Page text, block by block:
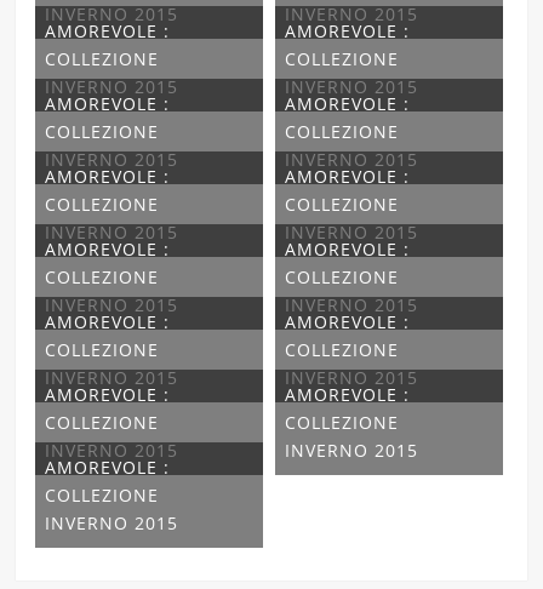
INVERNO 2015
INVERNO 2015
AMOREVOLE :
COLLEZIONE
INVERNO 2015
AMOREVOLE :
COLLEZIONE
INVERNO 2015
AMOREVOLE :
COLLEZIONE
INVERNO 2015
AMOREVOLE :
COLLEZIONE
INVERNO 2015
AMOREVOLE :
COLLEZIONE
INVERNO 2015
AMOREVOLE :
COLLEZIONE
INVERNO 2015
AMOREVOLE :
COLLEZIONE
INVERNO 2015
AMOREVOLE :
COLLEZIONE
INVERNO 2015
AMOREVOLE :
COLLEZIONE
INVERNO 2015
AMOREVOLE :
COLLEZIONE
INVERNO 2015
AMOREVOLE :
COLLEZIONE
INVERNO 2015
AMOREVOLE :
COLLEZIONE
INVERNO 2015
AMOREVOLE :
COLLEZIONE
INVERNO 2015